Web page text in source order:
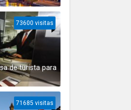
de turista para
73600 visitas
71685 visitas